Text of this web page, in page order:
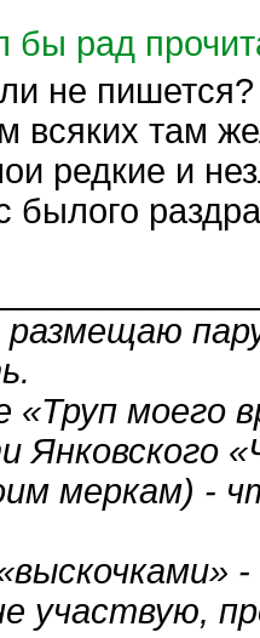
бы рад
не
всяких там
редкие и
былого
моего
Янковского
меркам) -
участвую,